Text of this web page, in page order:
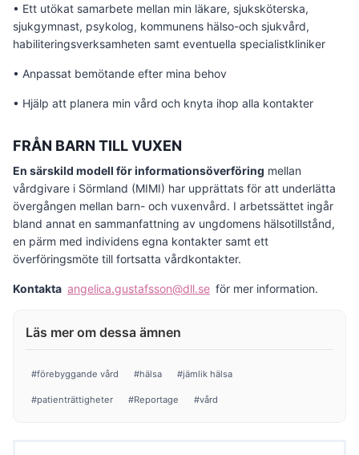
• Ett utökat samarbete mellan min läkare, sjuksköterska,
sjukgymnast, psykolog, kommunens hälso-och sjukvård,
habiliteringsverksamheten samt eventuella specialistkliniker
• Anpassat bemötande efter mina behov
• Hjälp att planera min vård och knyta ihop alla kontakter
FRÅN BARN TILL VUXEN
En särskild modell för informationsöverföring mellan
vårdgivare i Sörmland (MIMI) har upprättats för att underlätta
övergången mellan barn- och vuxenvård. I arbetssättet ingår
bland annat en sammanfattning av ungdomens hälsotillstånd,
en pärm med individens egna kontakter samt ett
överföringsmöte till fortsatta vårdkontakter.
Kontakta angelica.gustafsson@dll.se för mer information.
Post
#förebyggande vård #hälsa #jämlik hälsa
#patienträttigheter #Reportage #vård